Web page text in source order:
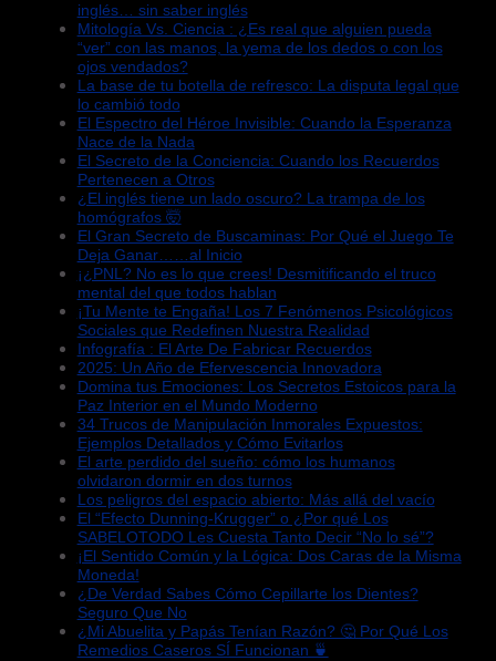
inglés… sin saber inglés
Mitología Vs. Ciencia : ¿Es real que alguien pueda
“ver” con las manos, la yema de los dedos o con los
ojos vendados?
La base de tu botella de refresco: La disputa legal que
lo cambió todo
El Espectro del Héroe Invisible: Cuando la Esperanza
Nace de la Nada
El Secreto de la Conciencia: Cuando los Recuerdos
Pertenecen a Otros
¿El inglés tiene un lado oscuro? La trampa de los
homógrafos 🤯
El Gran Secreto de Buscaminas: Por Qué el Juego Te
Deja Ganar……al Inicio
¡¿PNL? No es lo que crees! Desmitificando el truco
mental del que todos hablan
¡Tu Mente te Engaña! Los 7 Fenómenos Psicológicos
Sociales que Redefinen Nuestra Realidad
Infografía : El Arte De Fabricar Recuerdos
2025: Un Año de Efervescencia Innovadora
Domina tus Emociones: Los Secretos Estoicos para la
Paz Interior en el Mundo Moderno
34 Trucos de Manipulación Inmorales Expuestos:
Ejemplos Detallados y Cómo Evitarlos
El arte perdido del sueño: cómo los humanos
olvidaron dormir en dos turnos
Los peligros del espacio abierto: Más allá del vacío
El “Efecto Dunning-Krugger” o ¿Por qué Los
SABELOTODO Les Cuesta Tanto Decir “No lo sé”?
¡El Sentido Común y la Lógica: Dos Caras de la Misma
Moneda!
¿De Verdad Sabes Cómo Cepillarte los Dientes?
Seguro Que No
¿Mi Abuelita y Papás Tenían Razón? 🤔 Por Qué Los
Remedios Caseros SÍ Funcionan 🍵